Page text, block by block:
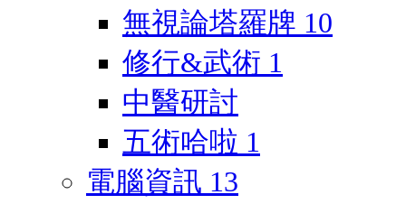
無視論塔羅牌 10
修行&武術 1
中醫研討
五術哈啦 1
電腦資訊 13